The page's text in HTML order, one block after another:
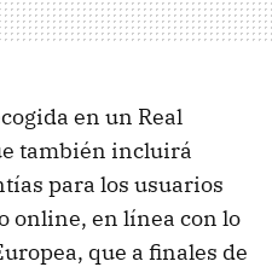
en un Real
también incluirá
para los usuarios
online, en línea con lo
que a finales de